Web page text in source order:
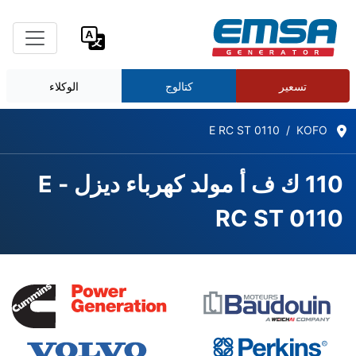
تسعير كتالوج الوكلاء
KOFO
E RC ST 0110
110 ك ف أ مولد كهرباء ديزل - E
RC ST 0110